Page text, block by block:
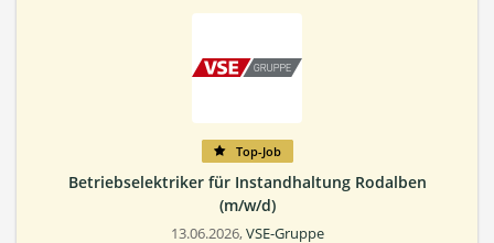
Top-Job
Betriebselektriker für Instandhaltung Rodalben
(m/w/d)
13.06.2026,VSE-Gruppe